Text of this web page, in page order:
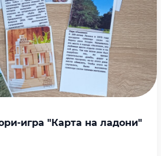
игра "Карта на ладони"